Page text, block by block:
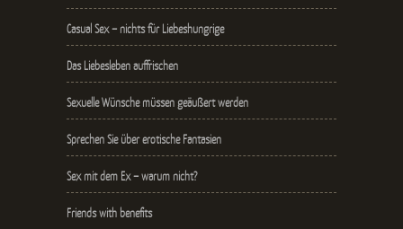
Casual Sex – nichts für Liebeshungrige
Das Liebesleben auffrischen
Sexuelle Wünsche müssen geäußert werden
Sprechen Sie über erotische Fantasien
Sex mit dem Ex – warum nicht?
Friends with benefits